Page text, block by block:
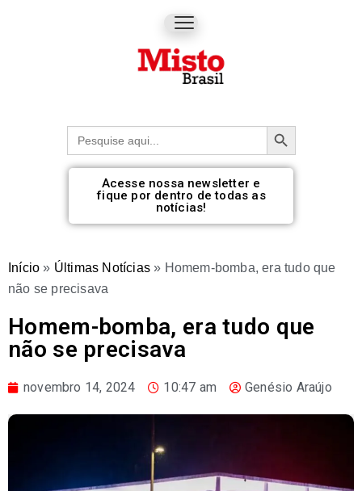
Procurar: Botão de pesquisa
Acesse nossa newsletter e
fique por dentro de todas as
notícias!
Início » Últimas Notícias » Homem-bomba, era tudo que
não se precisava
Homem-bomba, era tudo que
não se precisava
novembro 14, 2024 10:47 am Genésio Araújo